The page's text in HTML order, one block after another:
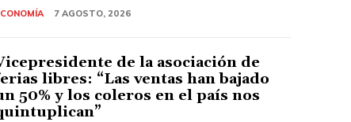
7 AGOSTO, 2026
de la asociación de
libres: “Las ventas han bajado
50% y los coleros en el país nos